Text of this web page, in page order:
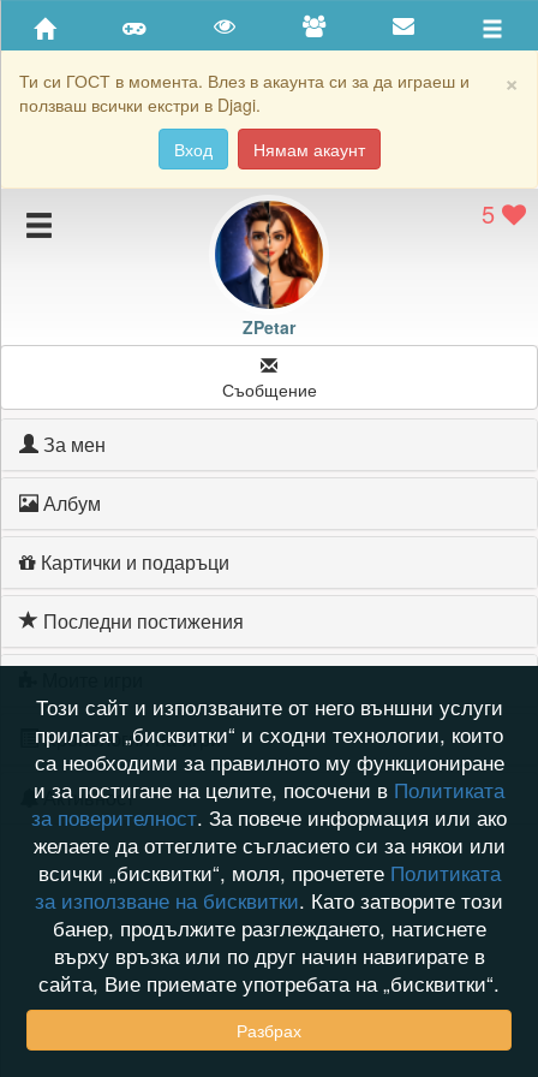
×
Ти си ГОСТ в момента. Влез в акаунта си за да играеш и
ползваш всички екстри в Djagi.
Вход
Нямам акаунт
Приятели
Хронология на игри
Подаръците на ZPetar
Картичките на ZPetar
5
ZPetar
Съобщение
За мен
Албум
Картички и подаръци
Последни постижения
Хронология на игри
Активност
Този сайт и използваните от него външни услуги
прилагат „бисквитки“ и сходни технологии, които
са необходими за правилното му функциониране
и за постигане на целите, посочени в Политиката
за поверителност. За повече информация или ако
желаете да оттеглите съгласието си за някои или
всички „бисквитки“, моля, прочетете Политиката
за използване на бисквитки. Като затворите този
банер, продължите разглеждането, натиснете
върху връзка или по друг начин навигирате в
сайта, Вие приемате употребата на „бисквитки“.
Разбрах